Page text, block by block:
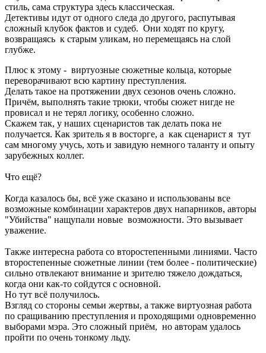
стиль, сама структура здесь классическая.
Детективы идут от одного следа до другого, распутывая
сложный клубок фактов и судеб. Они ходят по кругу,
возвращаясь к старым уликам, но перемещаясь на слой
глубже.
Плюс к этому - виртуозные сюжетные кольца, которые
переворачивают всю картину преступления.
Делать такое на протяжении двух сезонов очень сложно.
Причём, выполнять такие трюки, чтобы сюжет нигде не
провисал и не терял логику, особенно сложно.
Скажем так, у наших сценаристов так делать пока не
получается. Как зритель я в восторге, а как сценарист я тут
сам многому учусь, хоть и завидую немного таланту и опыту
зарубежных коллег.
Что ещё?
Когда казалось бы, всё уже сказано и использованы все
возможные комбинации характеров двух напарников, авторы
"Убийства" нащупали новые возможности. Это вызывает
уважение.
Также интересна работа со второстепенными линиями. Часто
второстепенные сюжетные линии (тем более - политические)
сильно отвлекают внимание и зрителю тяжело дождаться,
когда они как-то сойдутся с основной.
Но тут всё получилось.
Взгляд со стороны семьи жертвы, а также виртуозная работа
по сращиванию преступления и проходящими одновременно
выборами мэра. Это сложный приём, но авторам удалось
пройти по очень тонкому льду.